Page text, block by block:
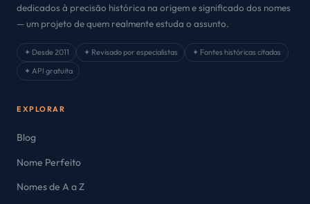
dedicados à precisão histórica na origem e significado dos nomes
— um projeto de quem realmente estuda o assunto.
✦ Desde 2011 ✦ Revisado por especialistas
✦ Fontes históricas citadas
✦ API gratuita
EXPLORAR
Blog
Nome Perfeito
Nomes de A a Z